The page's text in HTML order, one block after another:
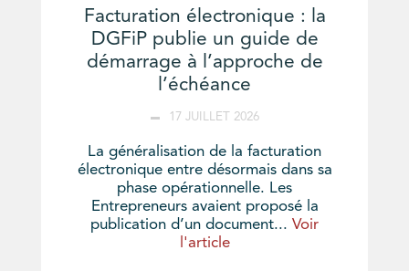
Facturation électronique : la
DGFiP publie un guide de
démarrage à l’approche de
l’échéance
17 JUILLET 2026
La généralisation de la facturation
électronique entre désormais dans sa
phase opérationnelle. Les
Entrepreneurs avaient proposé la
publication d’un document... Voir
l'article